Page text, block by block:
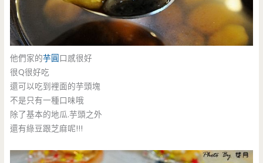
他們家的芋圓口感很好
很Q很好吃
還可以吃到裡面的芋頭塊
不是只有一種口味哦
除了基本的地瓜.芋頭之外
還有綠豆跟芝麻呢!!!